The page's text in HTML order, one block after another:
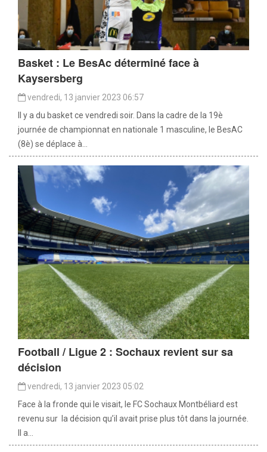
Basket : Le BesAc déterminé face à
Kaysersberg
vendredi, 13 janvier 2023 06:57
Il y a du basket ce vendredi soir. Dans la cadre de la 19è
journée de championnat en nationale 1 masculine, le BesAC
(8è) se déplace à...
Football / Ligue 2 : Sochaux revient sur sa
décision
vendredi, 13 janvier 2023 05:02
Face à la fronde qui le visait, le FC Sochaux Montbéliard est
revenu sur la décision qu’il avait prise plus tôt dans la journée.
Il a...